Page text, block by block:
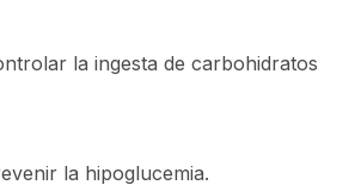
la ingesta de carbohidratos
la hipoglucemia.